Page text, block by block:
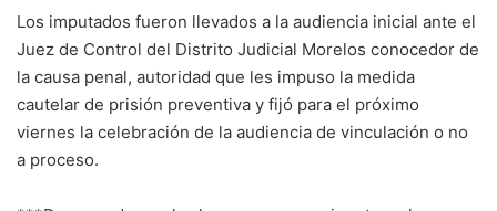
Los imputados fueron llevados a la audiencia inicial ante el
Juez de Control del Distrito Judicial Morelos conocedor de
la causa penal, autoridad que les impuso la medida
cautelar de prisión preventiva y fijó para el próximo
viernes la celebración de la audiencia de vinculación o no
a proceso.